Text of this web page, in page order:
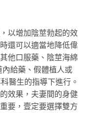
以增加陰莖勃起的效
還可以適當地降低偉
他口服藥、陰莖海綿
給藥、假體植人或
醫生的指導下進行。
效果，夫妻間的身健
要，壹定要選擇雙方